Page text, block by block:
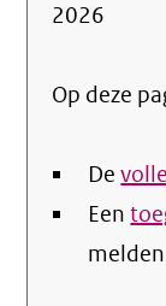
2026
Op deze
De
Een